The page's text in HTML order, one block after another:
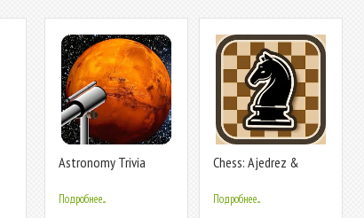
Astronomy Trivia
Подробнее...
Chess: Ajedrez &
Подробнее...